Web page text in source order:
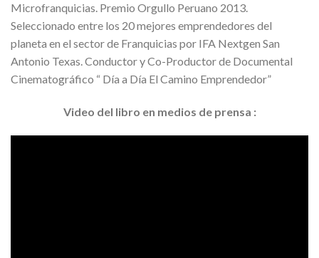
Microfranquicias. Premio Orgullo Peruano 2013.
Seleccionado entre los 20 mejores emprendedores del
planeta en el sector de Franquicias por IFA Nextgen San
Antonio Texas. Conductor y Co-Productor de Documental
Cinematográfico “ Día a Día El Camino Emprendedor”
Video del libro en medios de prensa :